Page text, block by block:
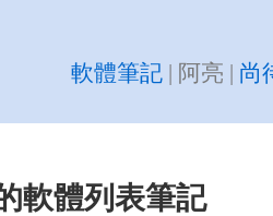
軟體筆記 | 阿亮 | 尚
軟體列表筆記